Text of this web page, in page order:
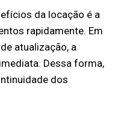
da locação é a
rapidamente. Em
atualização, a
Dessa forma,
dos